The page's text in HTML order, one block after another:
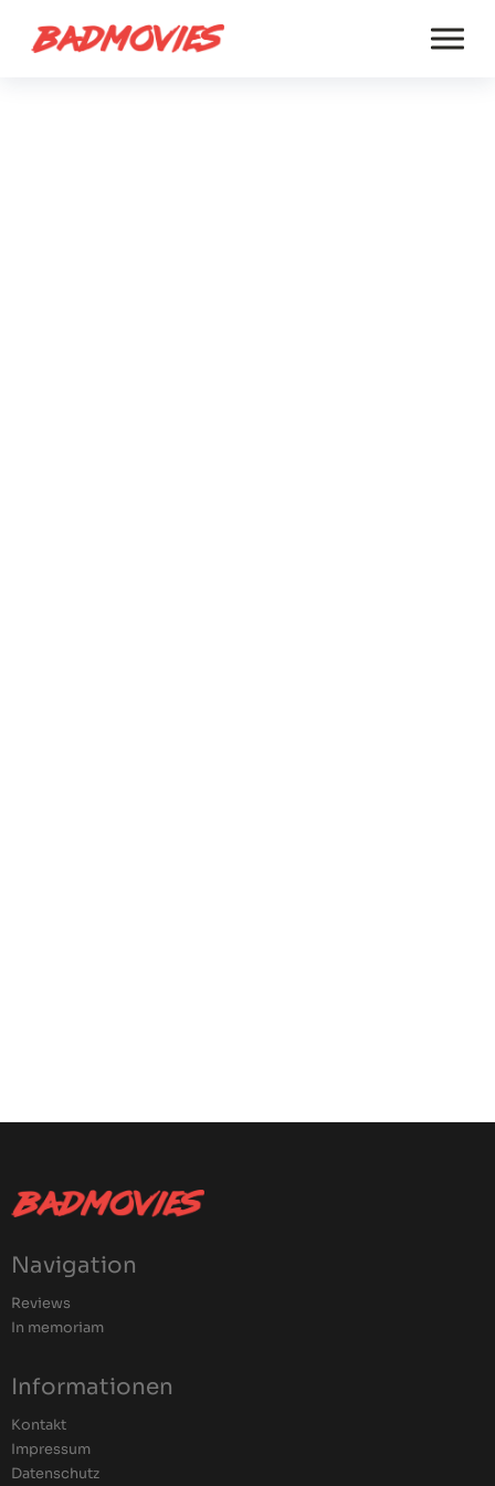
Navigation
Reviews
In memoriam
Informationen
Kontakt
Impressum
Datenschutz